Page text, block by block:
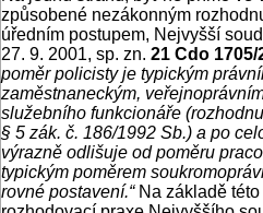
způsobené nezákonným
úředním postupem, Nejvyšší
27. 9. 2001, sp. zn. 21 Cdo 1705/
poměr policisty je typickým
zaměstnaneckým,
služebního funkcionáře
§ 5 zák. č. 186/1992 Sb.) a po
výrazně odlišuje od poměru
typickým poměrem
rovné postavení.“ Na základě